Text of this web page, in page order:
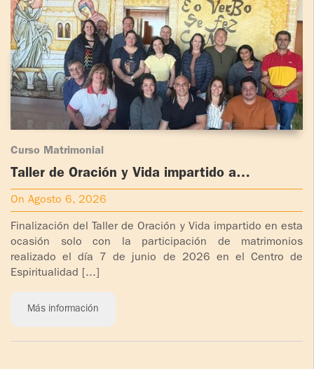
ADOLESCENTES
TOV NIÑOS
CURSO
MATRIMONIAL
ENCUENTRO DE
EXPERIENCIA DE
CHARLAS Y
JORNADAS DE
EVANGELIZACIÓN
CÍRCULOS DE
HOMENAJE
PADRE
IGNACIO
LARRAÑAGA
OBRA
PADRE
VIDEOS
Curso Matrimonial
Taller de Oración y Vida impartido a
matrimonios.
On Agosto 6, 2026
Finalización del Taller de Oración y Vida impartido en esta
ocasión solo con la participación de matrimonios
realizado el día 7 de junio de 2026 en el Centro de
Espiritualidad [...]
Más información